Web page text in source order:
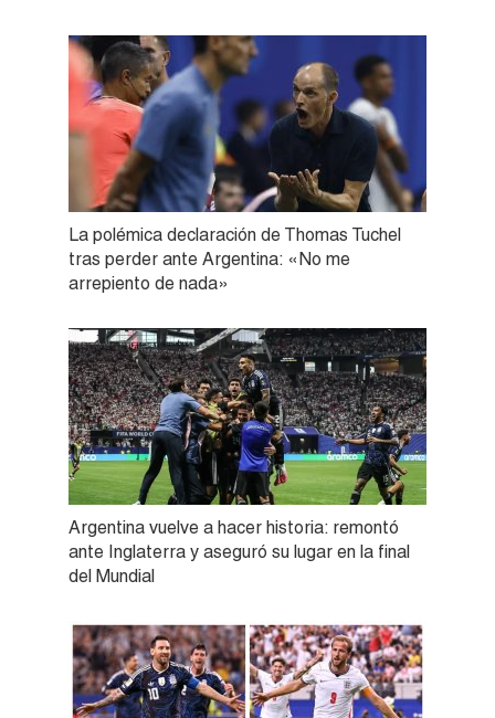
La polémica declaración de Thomas Tuchel
tras perder ante Argentina: «No me
arrepiento de nada»
Argentina vuelve a hacer historia: remontó
ante Inglaterra y aseguró su lugar en la final
del Mundial